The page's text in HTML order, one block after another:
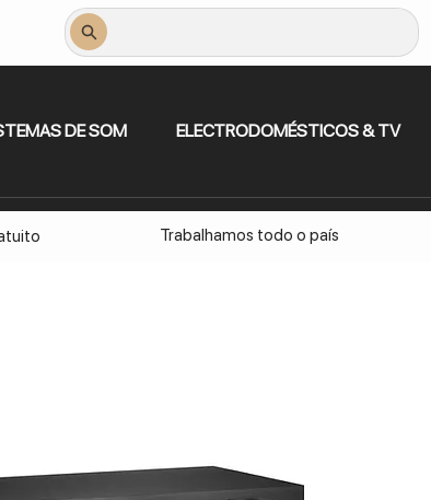
DE SOM ELECTRODOMÉSTICOS & TV
Trabalhamos todo o país